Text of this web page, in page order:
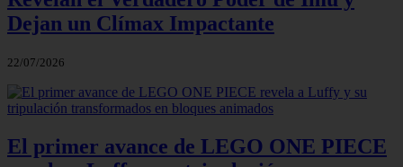
Dejan un Clímax Impactante
22/07/2026
El primer avance de LEGO ONE PIECE